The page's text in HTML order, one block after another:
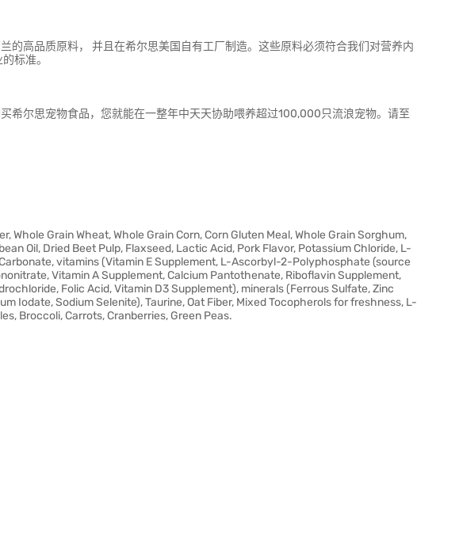
的高品质原料， 并且在希尔思美国自有工厂制造。这些原料必须符合我们对营养内
标准。
希尔思宠物食品，您就能在一整年中天天协助喂养超过100,000只流浪宠物。请至
Whole Grain Wheat, Whole Grain Corn, Corn Gluten Meal, Whole Grain Sorghum,
Oil, Dried Beet Pulp, Flaxseed, Lactic Acid, Pork Flavor, Potassium Chloride, L-
vitamins (Vitamin E Supplement, L-Ascorbyl-2-Polyphosphate (source
Vitamin A Supplement, Calcium Pantothenate, Riboflavin Supplement,
Folic Acid, Vitamin D3 Supplement), minerals (Ferrous Sulfate, Zinc
Iodate, Sodium Selenite), Taurine, Oat Fiber, Mixed Tocopherols for freshness, L-
Broccoli, Carrots, Cranberries, Green Peas.